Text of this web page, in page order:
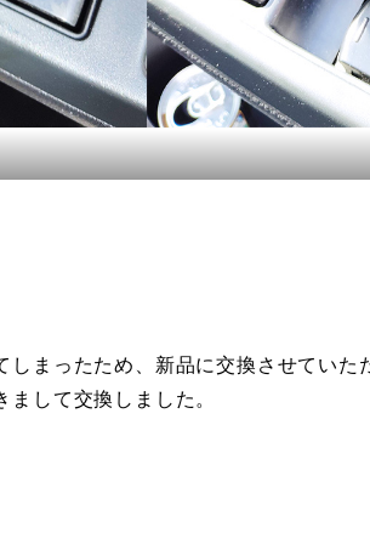
まったため、新品に交換させていた
して交換しました。